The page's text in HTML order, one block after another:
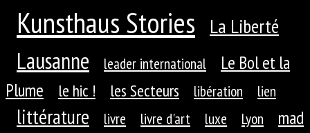
Kunsthaus Stories La Liberté
Lausanne leader international
Le Bol et la
Plume
le hic ! les Secteurs libération lien
littérature livre livre d'art luxe Lyon
mad